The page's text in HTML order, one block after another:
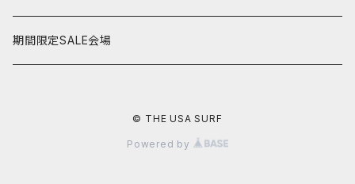
HAWAIIAN PRO DESIGNS
CATCH SURF
BOARD CASE
T-SHIRTS
SHOES
期間限定SALE会場
© THE USA SURF
Powered by